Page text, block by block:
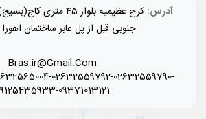
آدرس:
کرج عظیمیه بلوار 45
جنوبی قبل از پل عابر ساختمان اهورا
Bras.ir@Gmail.Com
02632559792-02632559790-
09371013121